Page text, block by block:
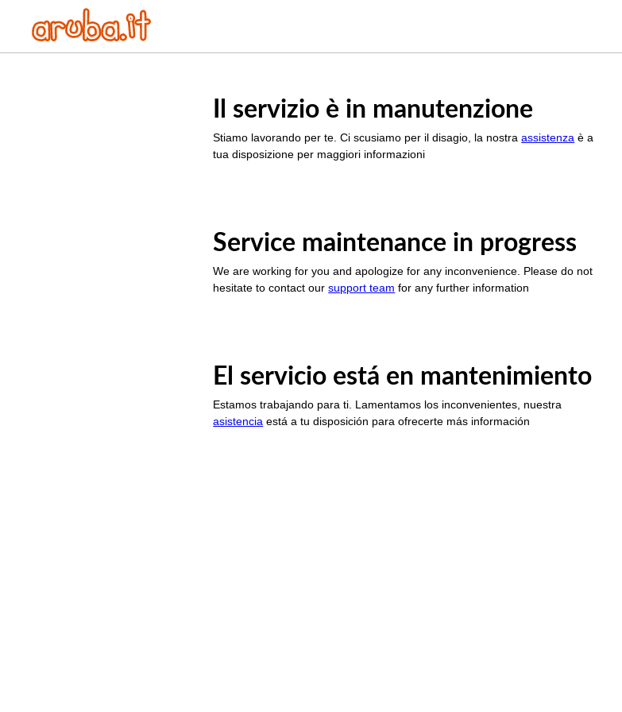
Il servizio è in manutenzione
Stiamo lavorando per te. Ci scusiamo per il disagio, la nostraassistenza è a
tua disposizione per maggiori informazioni
Service maintenance in progress
We are working for you and apologize for any inconvenience. Please do not
hesitate to contact oursupport team for any further information
El servicio está en mantenimiento
Estamos trabajando para ti. Lamentamos los inconvenientes, nuestra
asistencia está a tu disposición para ofrecerte más información